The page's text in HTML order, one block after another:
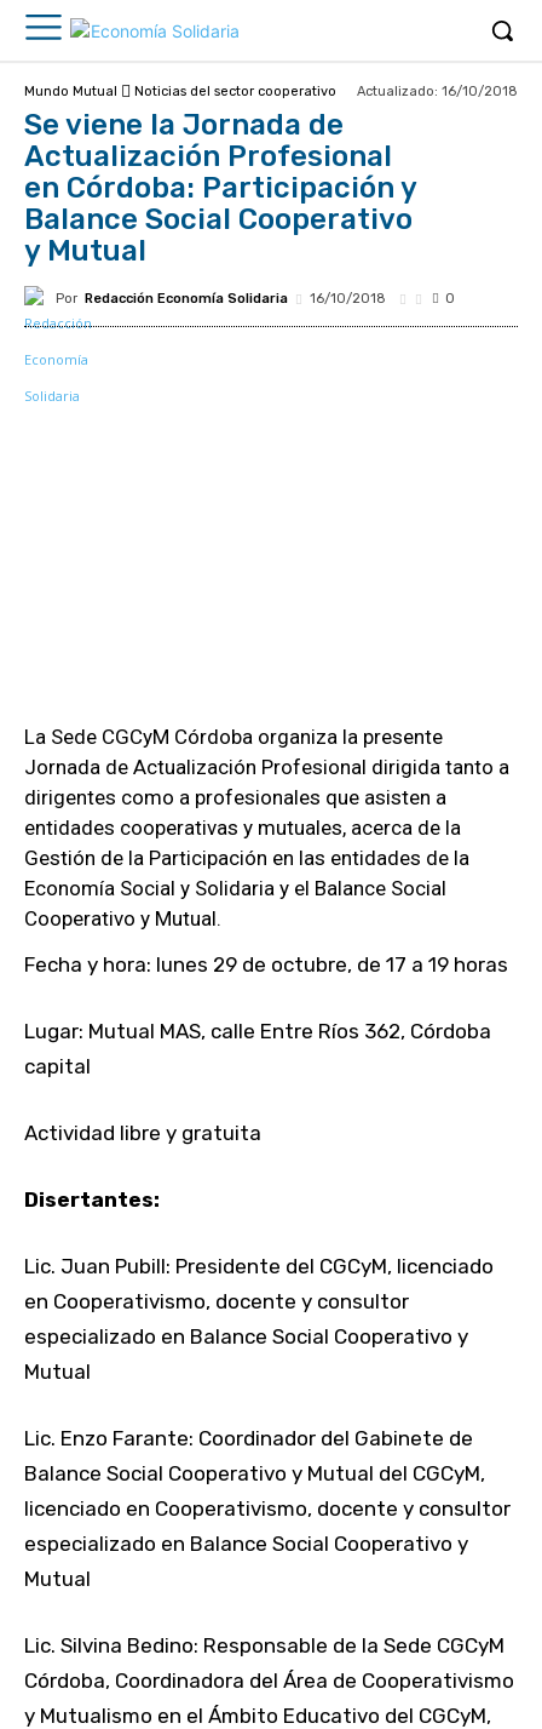
Mundo Mutual Noticias del sector cooperativo Actualizado: 16/10/2018
Se viene la Jornada de
Actualización Profesional
en Córdoba: Participación y
Balance Social Cooperativo
y Mutual
Por Redacción Economía Solidaria 16/10/2018 0
La Sede CGCyM Córdoba organiza la presente
Jornada de Actualización Profesional dirigida tanto a
dirigentes como a profesionales que asisten a
entidades cooperativas y mutuales, acerca de la
Gestión de la Participación en las entidades de la
Economía Social y Solidaria y el Balance Social
Cooperativo y Mutual.
Fecha y hora: lunes 29 de octubre, de 17 a 19 horas
Lugar: Mutual MAS, calle Entre Ríos 362, Córdoba
capital
Actividad libre y gratuita
Disertantes:
Lic. Juan Pubill: Presidente del CGCyM, licenciado
en Cooperativismo, docente y consultor
especializado en Balance Social Cooperativo y
Mutual
Lic. Enzo Farante: Coordinador del Gabinete de
Balance Social Cooperativo y Mutual del CGCyM,
licenciado en Cooperativismo, docente y consultor
especializado en Balance Social Cooperativo y
Mutual
Lic. Silvina Bedino: Responsable de la Sede CGCyM
Córdoba, Coordinadora del Área de Cooperativismo
y Mutualismo en el Ámbito Educativo del CGCyM,